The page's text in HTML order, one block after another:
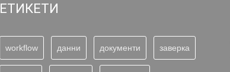
ЕТИКЕТИ
workflow данни документи заверка